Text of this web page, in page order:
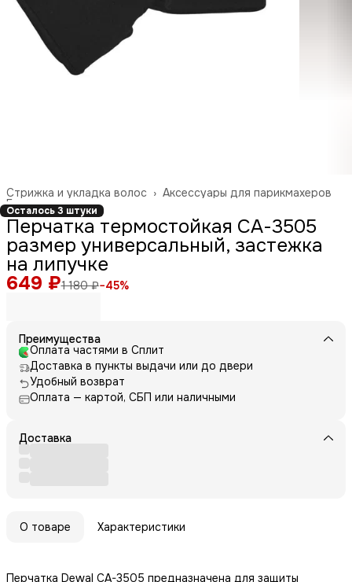
Аксессуары для парикмахеров
Стрижка и укладка волос ›
Главная ›
Осталось 3 штуки
Перчатка термостойкая СА-3505
размер универсальный, застежка
на липучке
649 ₽1 180 ₽−45%
Преимущества
Оплата частями в Сплит
Доставка в пункты выдачи или до двери
Удобный возврат
Оплата — картой, СБП или наличными
Доставка
О товаре Характеристики
Перчатка Dewal CA-3505 предназначена для защиты